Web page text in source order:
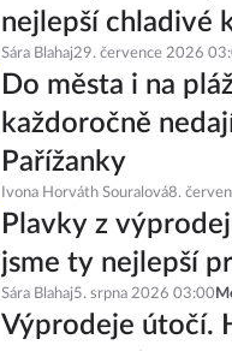
nejlepší chladivé
Sára Blahaj29. července 2026
Do města i na
každoročně
Pařížanky
Ivona Horváth Souralová8.
Plavky z
jsme ty nejlepší
Sára Blahaj5. srpna 2026 03:00
Výprodeje útočí.